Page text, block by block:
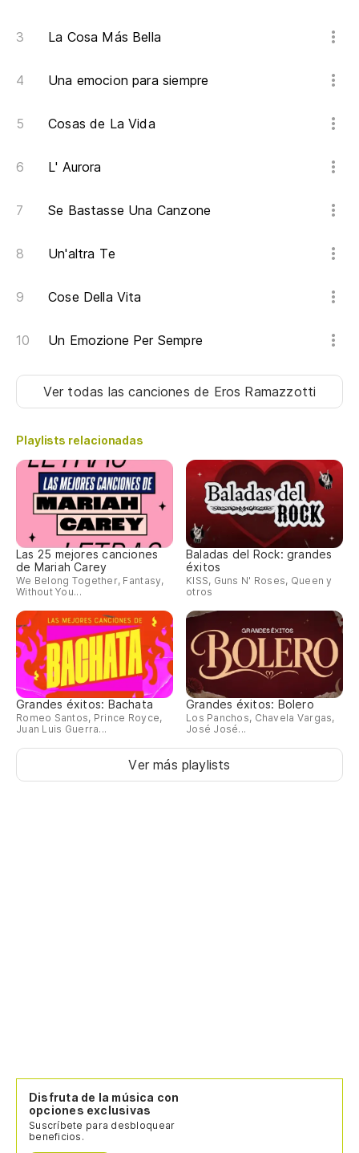
La Cosa Más Bella
Una emocion para siempre
Cosas de La Vida
L' Aurora
Se Bastasse Una Canzone
Un'altra Te
Cose Della Vita
Un Emozione Per Sempre
Ver todas las cancionesde Eros Ramazzotti
Playlists relacionadas
Las 25 mejores canciones
de Mariah Carey
We Belong Together, Fantasy,
Without You...
Baladas del Rock: grandes
éxitos
KISS, Guns N' Roses, Queen y
otros
Grandes éxitos: Bachata
Romeo Santos, Prince Royce,
Juan Luis Guerra...
Grandes éxitos: Bolero
Los Panchos, Chavela Vargas,
José José...
Ver más playlists
Disfruta de la música con
opciones exclusivas
Suscríbete para desbloquear
beneficios.